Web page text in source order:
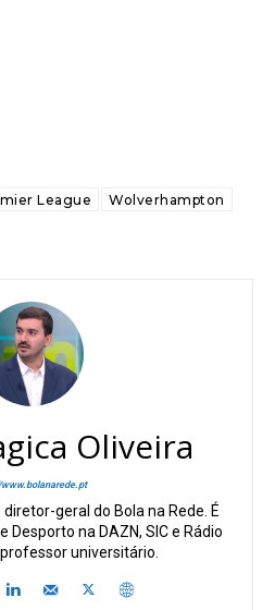
League
Wolverhampton
Oliveira
geral do Bola na Rede. É
na DAZN, SIC e Rádio
universitário.